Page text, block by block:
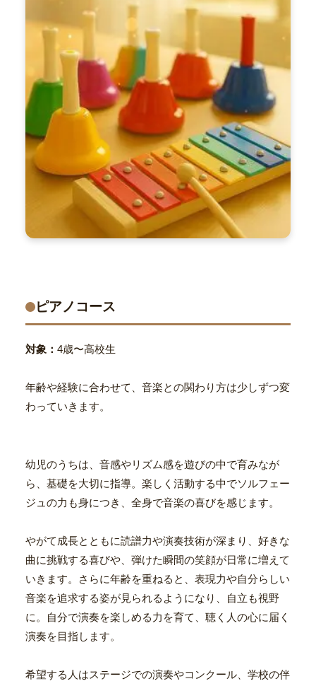
ピアノコース
対象： 4歳〜高校生
年齢や経験に合わせて、音楽との関わり方は少しずつ変
わっていきます。
幼児のうちは、音感やリズム感を遊びの中で育みなが
ら、基礎を大切に指導。楽しく活動する中でソルフェー
ジュの力も身につき、全身で音楽の喜びを感じます。
やがて成長とともに読譜力や演奏技術が深まり、好きな
曲に挑戦する喜びや、弾けた瞬間の笑顔が日常に増えて
いきます。さらに年齢を重ねると、表現力や自分らしい
音楽を追求する姿が見られるようになり、自立も視野
に。自分で演奏を楽しめる力を育て、聴く人の心に届く
演奏を目指します。
希望する人はステージでの演奏やコンクール、学校の伴